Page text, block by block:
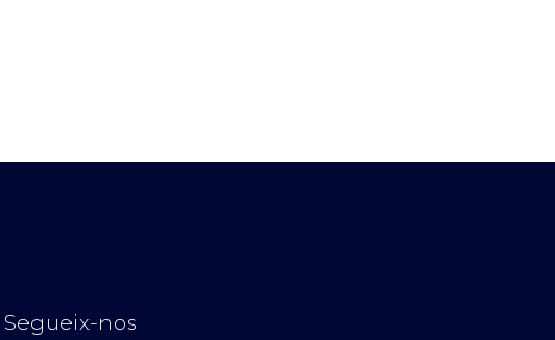
Segueix-nos